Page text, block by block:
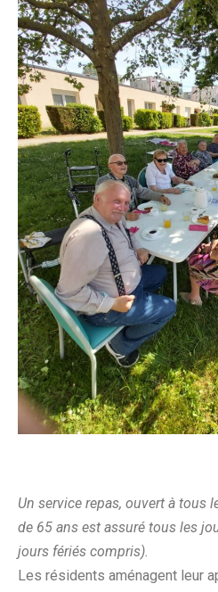
Un service repas, ouvert à tous
de 65 ans est assuré tous les
jours fériés compris).
Les résidents aménagent leur